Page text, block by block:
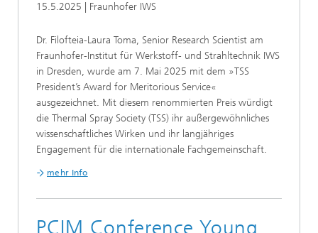
15.5.2025 | Fraunhofer IWS
Dr. Filofteia-Laura Toma, Senior Research Scientist am
Fraunhofer-Institut für Werkstoff- und Strahltechnik IWS
in Dresden, wurde am 7. Mai 2025 mit dem »TSS
President’s Award for Meritorious Service«
ausgezeichnet. Mit diesem renommierten Preis würdigt
die Thermal Spray Society (TSS) ihr außergewöhnliches
wissenschaftliches Wirken und ihr langjähriges
Engagement für die internationale Fachgemeinschaft.
mehr Info
PCIM Conference Young